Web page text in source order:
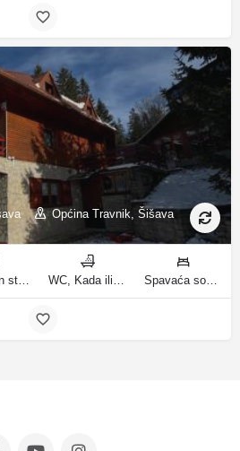
Općina Travnik, Šišava